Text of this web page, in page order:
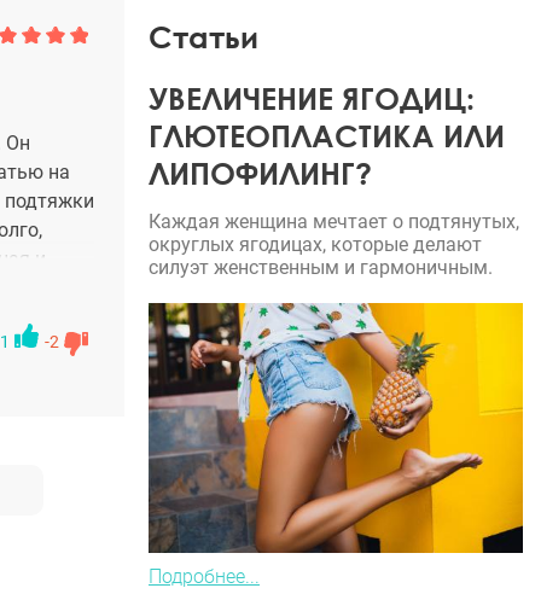
Он
на
подтяжки
и
не
1 -2
Статьи
УВЕЛИЧЕНИЕ ЯГОДИЦ:
ГЛЮТЕОПЛАСТИКА ИЛИ
ЛИПОФИЛИНГ?
Каждая женщина мечтает о подтянутых,
округлых ягодицах, которые делают
силуэт женственным и гармоничным.
Подробнее...